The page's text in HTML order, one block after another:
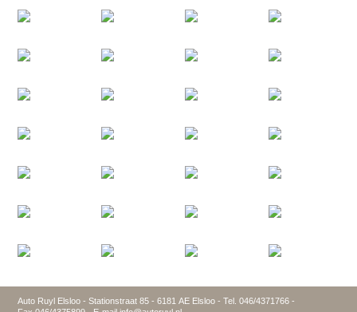
Auto Ruyl Elsloo - Stationstraat 85 - 6181 AE Elsloo - Tel. 046/4371766 -